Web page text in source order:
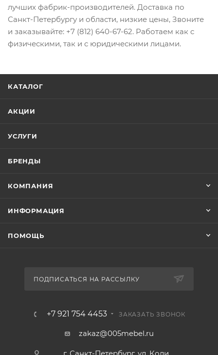
лучших фабрик-производителей. Доставка по
Санкт-Петербургу и области, низкие цены, Звоните
и заказывайте: +7 (812) 640-67-62. Работаем как с
физическими, так и с юридическими лицами.
КАТАЛОГ
АКЦИИ
УСЛУГИ
БРЕНДЫ
КОМПАНИЯ
ИНФОРМАЦИЯ
ПОМОЩЬ
ПОДПИСАТЬСЯ НА РАССЫЛКУ
+7 921 754 4453 ЗАКАЗАТЬ ЗВОНОК
zakaz@005mebel.ru